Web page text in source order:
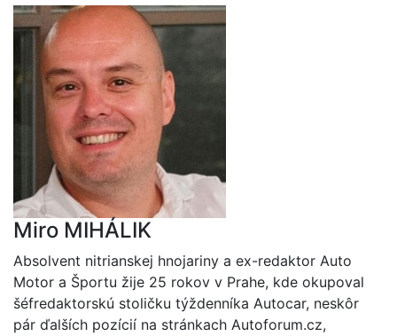
Miro MIHÁLIK
Absolvent nitrianskej hnojariny a ex-redaktor Auto
Motor a Športu žije 25 rokov v Prahe, kde okupoval
šéfredaktorskú stoličku týždenníka Autocar, neskôr
pár ďalších pozícií na stránkach Autoforum.cz,